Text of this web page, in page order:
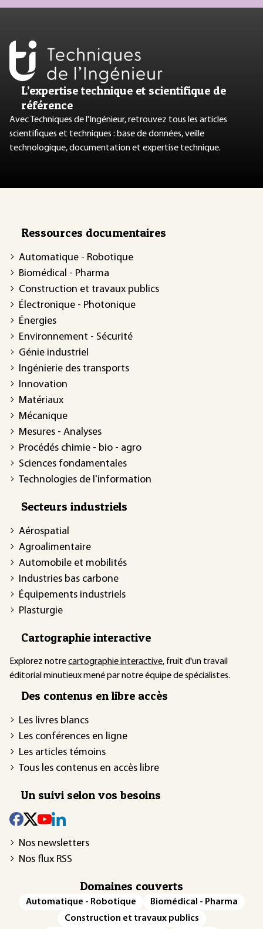
L’expertise technique et scientifique de
référence
Avec Techniques de l'Ingénieur, retrouvez tous les articles
scientifiques et techniques : base de données, veille
technologique, documentation et expertise technique.
Ressources documentaires
Automatique - Robotique
Biomédical - Pharma
Construction et travaux publics
Électronique - Photonique
Énergies
Environnement - Sécurité
Génie industriel
Ingénierie des transports
Innovation
Matériaux
Mécanique
Mesures - Analyses
Procédés chimie - bio - agro
Sciences fondamentales
Technologies de l'information
Secteurs industriels
Aérospatial
Agroalimentaire
Automobile et mobilités
Industries bas carbone
Équipements industriels
Plasturgie
Cartographie interactive
Explorez notrecartographie interactive, fruit d'un travail
éditorial minutieux mené par notre équipe de spécialistes.
Des contenus en libre accès
Les livres blancs
Les conférences en ligne
Les articles témoins
Tous les contenus en accès libre
Un suivi selon vos besoins
Nos newsletters
Nos flux RSS
Domaines couverts
Automatique - Robotique
Biomédical - Pharma
Construction et travaux publics